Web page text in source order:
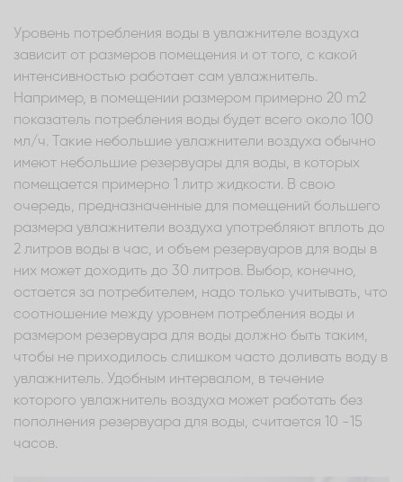
Уровень потребления воды в увлажнителе воздуха
зависит от размеров помещения и от того, с какой
интенсивностью работает сам увлажнитель.
Например, в помещении размером примерно 20 m2
показатель потребления воды будет всего около 100
мл/ч. Такие небольшие увлажнители воздуха обычно
имеют небольшие резервуары для воды, в которых
помещается примерно 1 литр жидкости. В свою
очередь, предназначенные для помещений большего
размера увлажнители воздуха употребляют вплоть до
2 литров воды в час, и объем резервуаров для воды в
них может доходить до 30 литров. Выбор, конечно,
остается за потребителем, надо только учитывать, что
соотношение между уровнем потребления воды и
размером резервуара для воды должно быть таким,
чтобы не приходилось слишком часто доливать воду в
увлажнитель. Удобным интервалом, в течение
которого увлажнитель воздуха может работать без
пополнения резервуара для воды, считается 10 -15
часов.